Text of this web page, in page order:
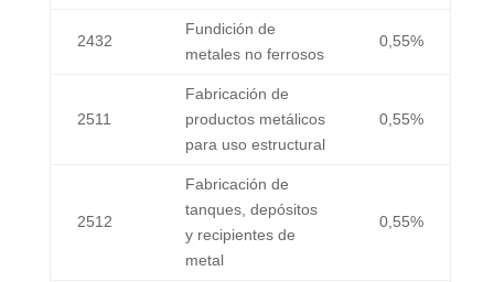
2432
Fundición de
metales no ferrosos
0,55%
2511
Fabricación de
productos metálicos
para uso estructural
0,55%
2512
Fabricación de
tanques, depósitos
y recipientes de
metal
0,55%